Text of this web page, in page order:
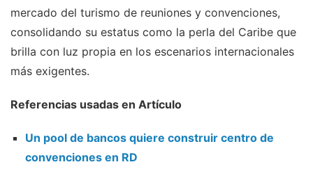
mercado del turismo de reuniones y convenciones,
consolidando su estatus como la perla del Caribe que
brilla con luz propia en los escenarios internacionales
más exigentes.
Referencias usadas en Artículo
Un pool de bancos quiere construir centro de
convenciones en RD